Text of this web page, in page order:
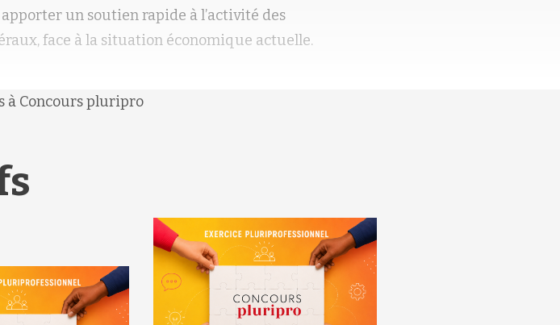
un soutien rapide à l’activité des
face à la situation économique actuelle.